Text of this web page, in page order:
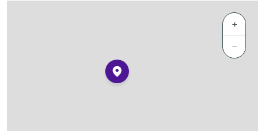
+
−